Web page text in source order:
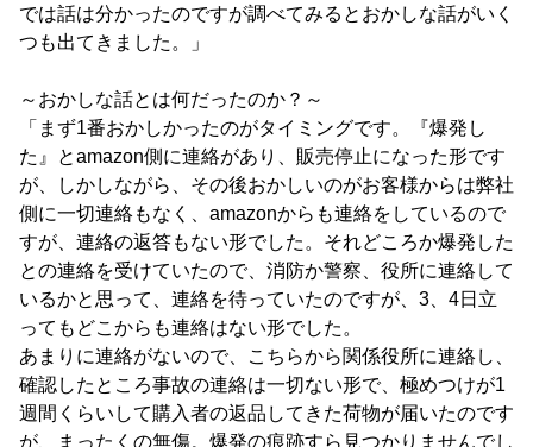
では話は分かったのですが調べてみるとおかしな話がいく
つも出てきました。」
～おかしな話とは何だったのか？～
「まず1番おかしかったのがタイミングです。『爆発し
た』とamazon側に連絡があり、販売停止になった形です
が、しかしながら、その後おかしいのがお客様からは弊社
側に一切連絡もなく、amazonからも連絡をしているので
すが、連絡の返答もない形でした。それどころか爆発した
との連絡を受けていたので、消防か警察、役所に連絡して
いるかと思って、連絡を待っていたのですが、3、4日立
ってもどこからも連絡はない形でした。
あまりに連絡がないので、こちらから関係役所に連絡し、
確認したところ事故の連絡は一切ない形で、極めつけが1
週間くらいして購入者の返品してきた荷物が届いたのです
が、まったくの無傷。爆発の痕跡すら見つかりませんでし